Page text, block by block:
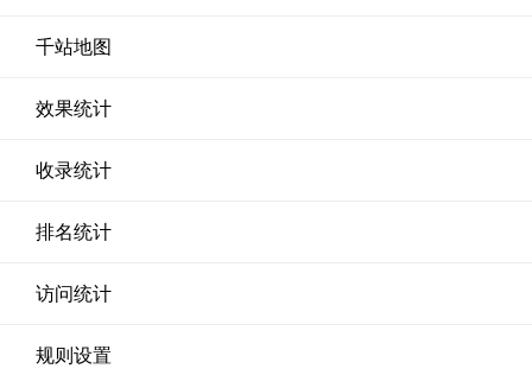
千站地图
效果统计
收录统计
排名统计
访问统计
规则设置